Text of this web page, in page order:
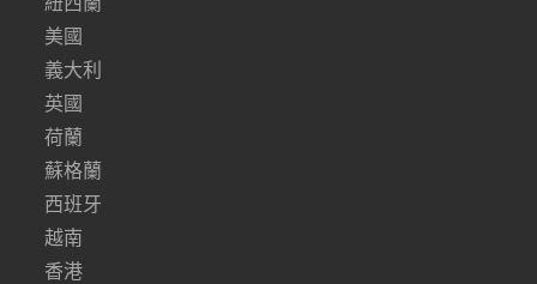
美國
義大利
英國
荷蘭
蘇格蘭
西班牙
越南
香港